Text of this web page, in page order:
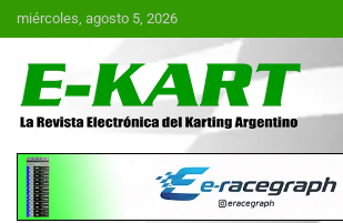
Saltar
al
miércoles, agosto 5, 2026
E-Kart.com.ar | La
Electrónica del